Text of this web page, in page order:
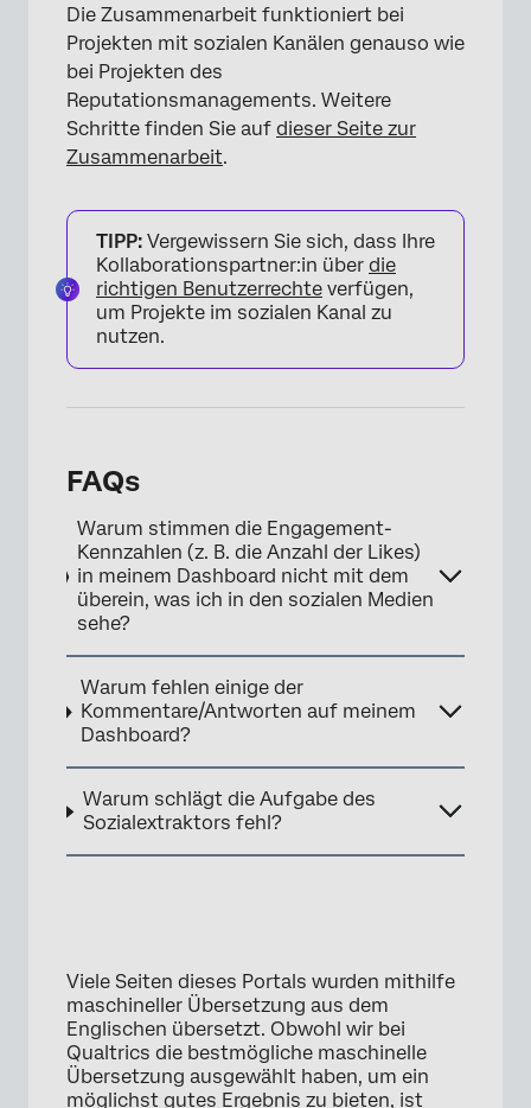
Die Zusammenarbeit funktioniert bei
Projekten mit sozialen Kanälen genauso wie
bei Projekten des
Reputationsmanagements. Weitere
Schritte finden Sie auf dieser Seite zur
Zusammenarbeit.
TIPP: Vergewissern Sie sich, dass Ihre
Kollaborationspartner:in über die
richtigen Benutzerrechte verfügen,
um Projekte im sozialen Kanal zu
nutzen.
FAQs
Warum stimmen die Engagement-
Kennzahlen (z. B. die Anzahl der Likes)
in meinem Dashboard nicht mit dem
überein, was ich in den sozialen Medien
sehe?
Warum fehlen einige der
Kommentare/Antworten auf meinem
Dashboard?
Warum schlägt die Aufgabe des
Sozialextraktors fehl?
Viele Seiten dieses Portals wurden mithilfe
maschineller Übersetzung aus dem
Englischen übersetzt. Obwohl wir bei
Qualtrics die bestmögliche maschinelle
Übersetzung ausgewählt haben, um ein
möglichst gutes Ergebnis zu bieten, ist